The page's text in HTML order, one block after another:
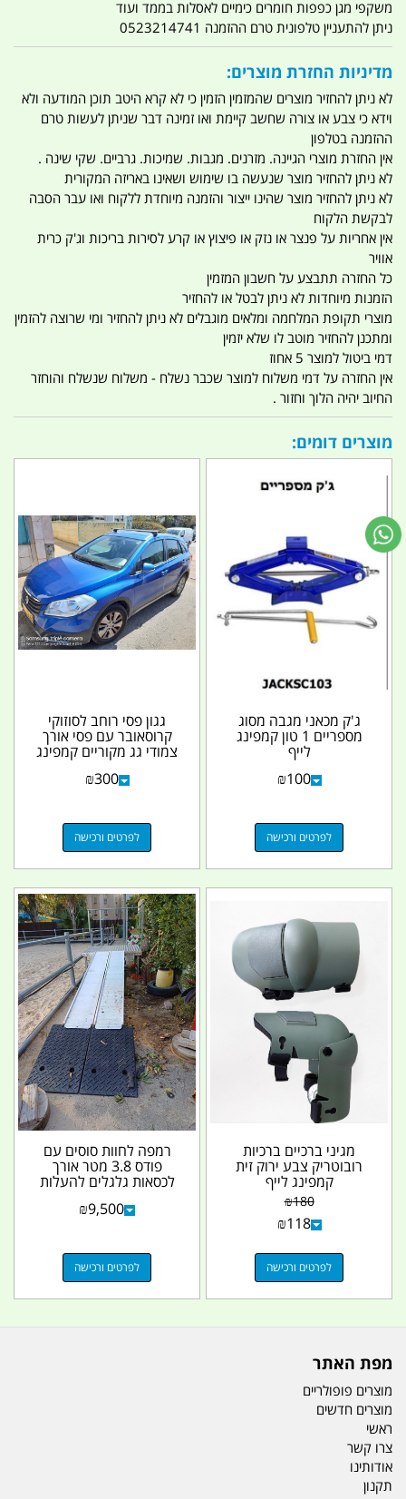
משקפי מגן כפפות חומרים כימיים לאסלות בממד ועוד
ניתן להתעניין טלפונית טרם ההזמנה 0523214741
מדיניות החזרת מוצרים:
לא ניתן להחזיר מוצרים שהמזמין הזמין כי לא קרא היטב תוכן המודעה ולא
וידא כי צבע או צורה שחשב קיימת ואו זמינה דבר שניתן לעשות טרם
ההזמנה בטלפון
אין החזרת מוצרי הגיינה. מזרנים. מגבות. שמיכות. גרביים. שקי שינה .
לא ניתן להחזיר מוצר שנעשה בו שימוש ושאינו באריזה המקורית
לא ניתן להחזיר מוצר שהינו ייצור והזמנה מיוחדת ללקוח ואו עבר הסבה
לבקשת הלקוח
אין אחריות על פנצר או נזק או פיצוץ או קרע לסירות בריכות וג'ק כרית
אוויר
כל החזרה תתבצע על חשבון המזמין
הזמנות מיוחדות לא ניתן לבטל או להחזיר
מוצרי תקופת המלחמה ומלאים מוגבלים לא ניתן להחזיר ומי שרוצה להזמין
ומתכנן להחזיר מוטב לו שלא יזמין
דמי ביטול למוצר 5 אחוז
אין החזרה על דמי משלוח למוצר שכבר נשלח - משלוח שנשלח והוחזר
החיוב יהיה הלוך וחזור .
מוצרים דומים:
ג'ק מכאני מגבה מסוג
מספריים 1 טון קמפינג
לייף
₪100
לפרטים ורכישה
גגון פסי רוחב לסוזוקי
קרוסאובר עם פסי אורך
צמודי גג מקוריים קמפינג
לייף
₪300
לפרטים ורכישה
מגיני ברכיים ברכיות
רובוטריק צבע ירוק זית
קמפינג לייף
₪180
₪118
לפרטים ורכישה
רמפה לחוות סוסים עם
פודס 3.8 מטר אורך
לכסאות גלגלים להעלות
₪9,500
לפרטים ורכישה
מפת האתר
מוצרים פופולריים
מוצרים חדשים
ראשי
צרו קשר
אודותינו
תקנון